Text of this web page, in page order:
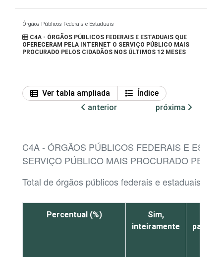
Órgãos Públicos Federais e Estaduais
C4A - ÓRGÃOS PÚBLICOS FEDERAIS E ESTADUAIS QUE
OFERECERAM PELA INTERNET O SERVIÇO PÚBLICO MAIS
PROCURADO PELOS CIDADÃOS NOS ÚLTIMOS 12 MESES
Ver tabla ampliada
Índice
anterior
próxima
C4A - ÓRGÃOS PÚBLICOS FEDERAIS E
SERVIÇO PÚBLICO MAIS PROCURADO
Total de órgãos públicos federais e estaduais
Percentual (%)
Sim,
inteiramente